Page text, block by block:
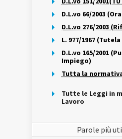
D.L.vo 66/2003
D.L.vo 276/2003
L. 977/1967
D.L.vo 165/2001
Impiego)
Tutta la normativa
Tutte le Leggi in
Lavoro
Parole più